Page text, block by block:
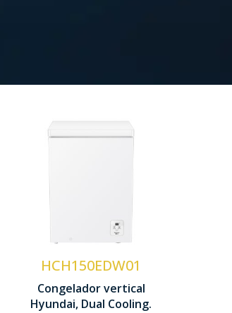
HCH150EDW01
Congelador vertical
Hyundai, Dual Cooling.
Tecnología
Cooling
Motor
Control